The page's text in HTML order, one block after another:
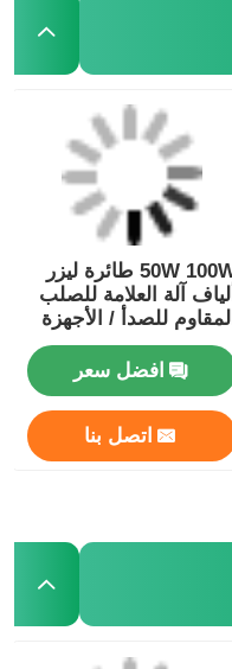
50W 100W طائرة ليزر
ألياف آلة العلامة للصلب
المقاوم للصدأ / الأجهزة
الطبية
افضل سعر
اتصل بنا